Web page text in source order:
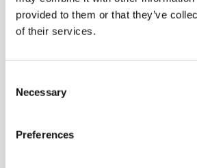
provided to them or that they’ve
of their services.
Selection
Necessary
Preferences